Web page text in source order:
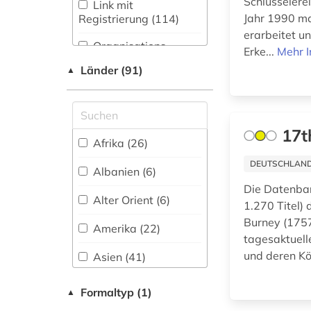
Kommunikationswissenschaften,
Kommunikationsdesign (87)
(27)
Natur- und
Umweltschutz (1)
Pädagogik (22)
Philosophie (53)
Physik (7)
Politologie (193)
afroamerikaner (1)
agrarkultur (1)
akdademie der
künste (1)
(1)
albanien (1)
albert (1)
alexander von
alfred escher (1)
Link mit
Registrierung (114)
Organisations-
Shibboleth
Zugriff vor Ort
▲ Länder (91)
Afrika (26)
Albanien (6)
Alter Orient (6)
Amerika (22)
Asien (41)
(6)
▲ Formaltyp (1)
Jahr 1990
erarbeitet
Erke... Mehr
Die
1.270 Titel)
Burney
und deren